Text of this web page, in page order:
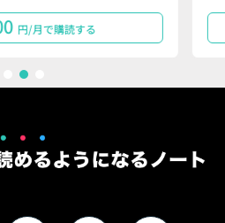
円/月で購読する